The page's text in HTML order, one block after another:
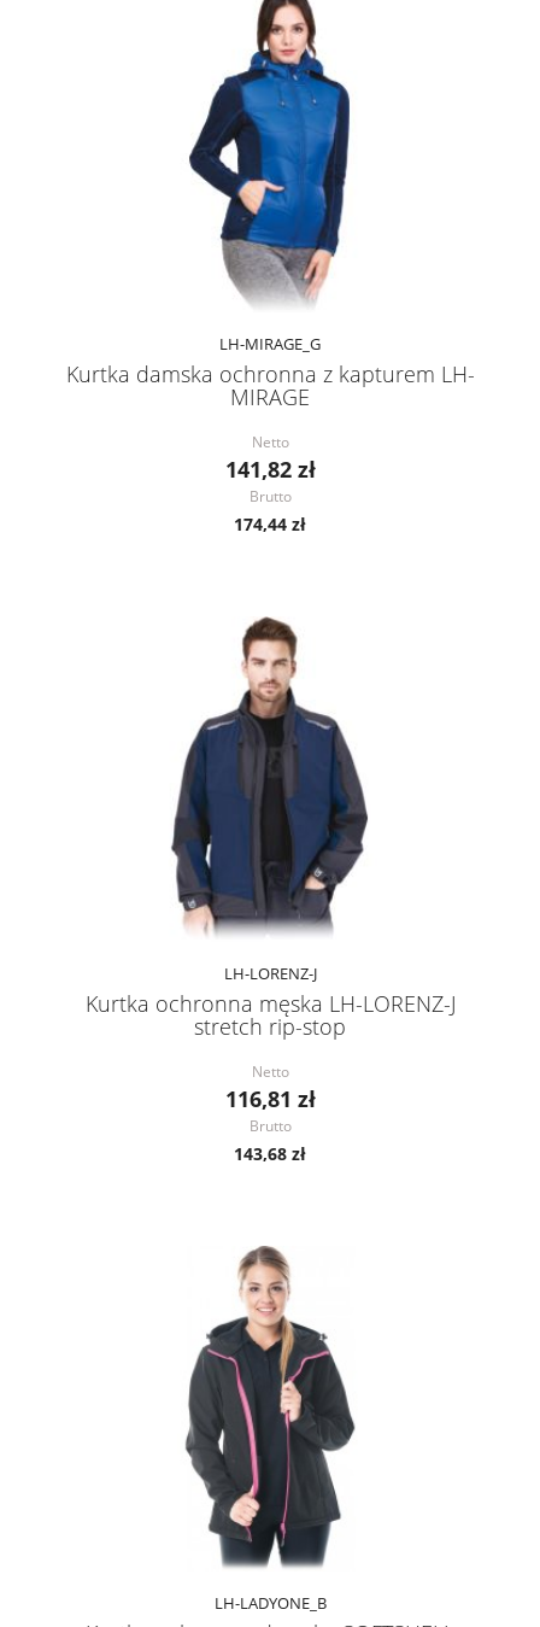
LH-MIRAGE_G
Kurtka damska ochronna z kapturem LH-
MIRAGE
Netto
141,82 zł
Brutto
174,44 zł
LH-LORENZ-J
Kurtka ochronna męska LH-LORENZ-J
stretch rip-stop
Netto
116,81 zł
Brutto
143,68 zł
LH-LADYONE_B